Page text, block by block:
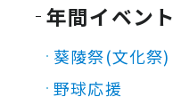
年間イベント
葵陵祭(文化祭)
野球応援